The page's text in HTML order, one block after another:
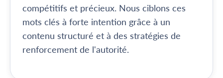
compétitifs et précieux. Nous ciblons ces
mots clés à forte intention grâce à un
contenu structuré et à des stratégies de
renforcement de l'autorité.